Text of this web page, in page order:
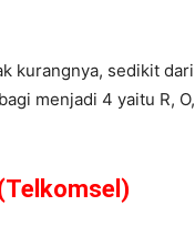
kurangnya, sedikit dari
menjadi 4 yaitu R, O,